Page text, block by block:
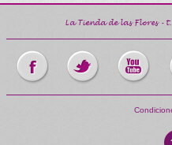
La Tienda de las Flores- t.